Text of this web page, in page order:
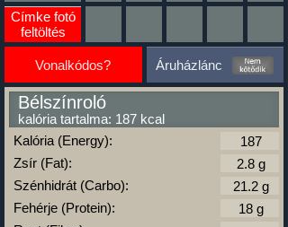
Címke fotó
feltöltés
Vonalkódos? Áruházlánc
Bélszínroló
kalória tartalma: 187 kcal
Kalória (Energy):
Zsír (Fat):
Szénhidrát (Carbo):
Fehérje (Protein):